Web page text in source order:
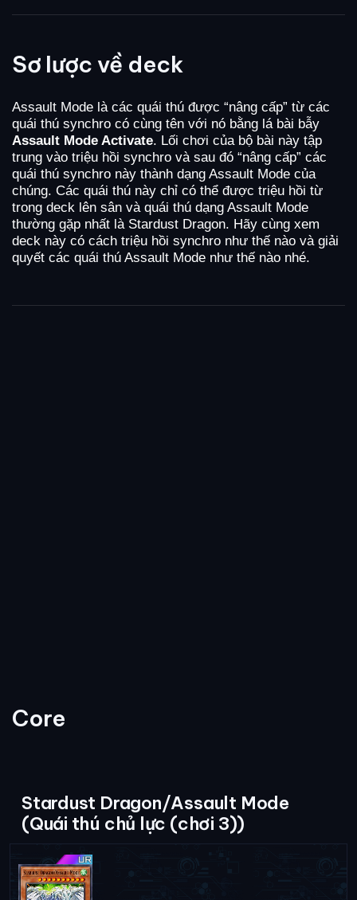
Sơ lược về deck
Assault Mode là các quái thú được “nâng cấp” từ các
quái thú synchro có cùng tên với nó bằng lá bài bẫy
Assault Mode Activate. Lối chơi của bộ bài này tập
trung vào triệu hồi synchro và sau đó “nâng cấp” các
quái thú synchro này thành dạng Assault Mode của
chúng. Các quái thú này chỉ có thể được triệu hồi từ
trong deck lên sân và quái thú dạng Assault Mode
thường gặp nhất là Stardust Dragon. Hãy cùng xem
deck này có cách triệu hồi synchro như thế nào và giải
quyết các quái thú Assault Mode như thế nào nhé.
Core
Stardust Dragon/Assault Mode
(Quái thú chủ lực (chơi 3))